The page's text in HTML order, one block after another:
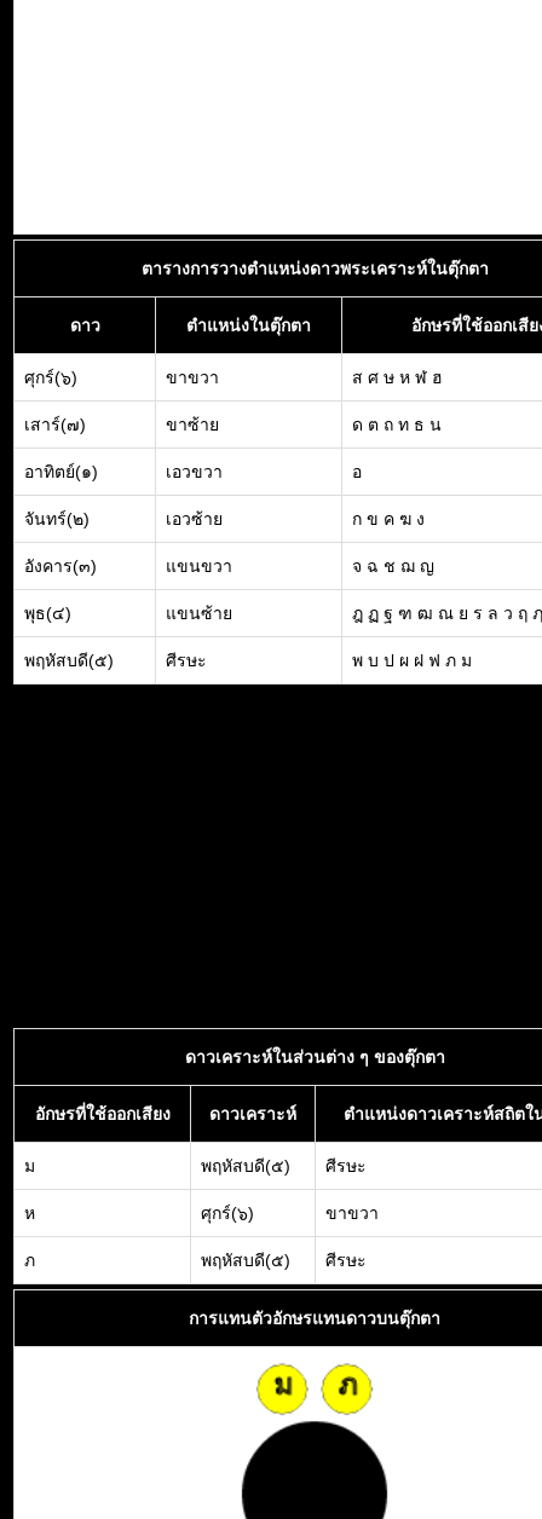
ตารางการวางตำแหน่งดาวพระเคราะห์ในตุ๊กตา
ดาว ตำแหน่งในตุ๊กตา อักษรที่ใช้ออกเสีย
ศุกร์(๖) ขาขวา ส ศ ษ ห ฬ ฮ
เสาร์(๗) ขาซ้าย ด ต ถ ท ธ น
อาทิตย์(๑) เอวขวา อ
จันทร์(๒) เอวซ้าย ก ข ค ฆ ง
อังคาร(๓) แขนขวา จ ฉ ช ฌ ญ
พุธ(๔) แขนซ้าย ฎ ฏ ฐ ฑ ฒ ณ ย ร ล ว ฤ ฦ
พฤหัสบดี(๕) ศีรษะ พ บ ป ผ ฝ ฟ ภ ม
ดาวเคราะห์ในส่วนต่าง ๆ ของตุ๊กตา
อักษรที่ใช้ออกเสียง ดาวเคราะห์ ตำแหน่งดาวเคราะห์สถิตใ
ม พฤหัสบดี(๕) ศีรษะ
ห ศุกร์(๖) ขาขวา
ภ พฤหัสบดี(๕) ศีรษะ
การแทนตัวอักษรแทนดาวบนตุ๊กตา